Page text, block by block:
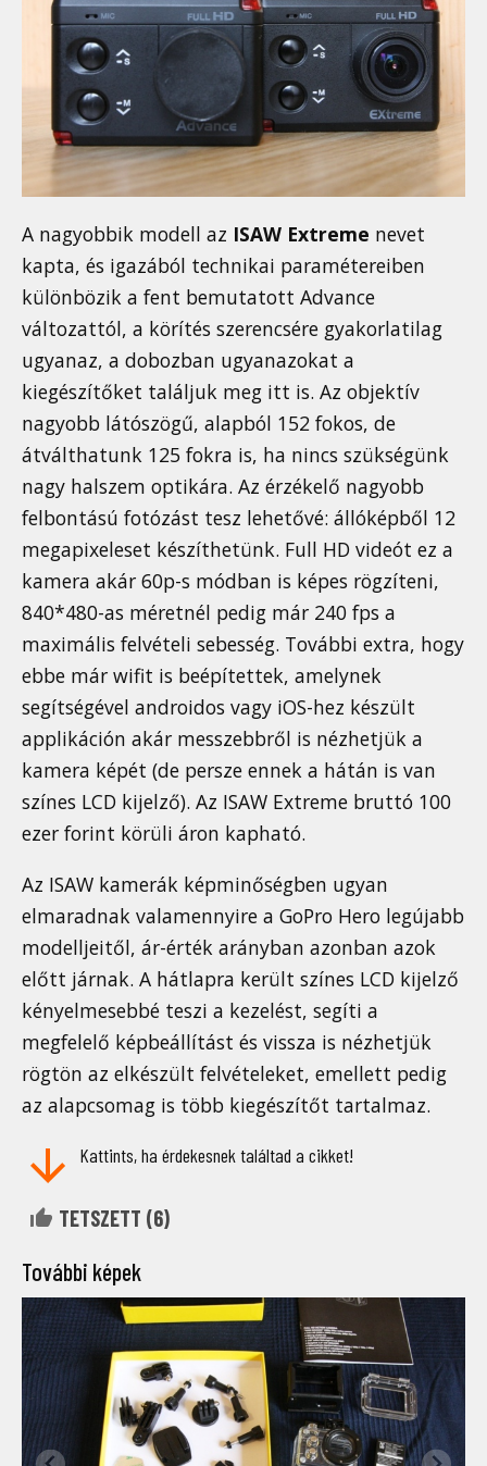
A nagyobbik modell az ISAW Extreme nevet
kapta, és igazából technikai paramétereiben
különbözik a fent bemutatott Advance
változattól, a körítés szerencsére gyakorlatilag
ugyanaz, a dobozban ugyanazokat a
kiegészítőket találjuk meg itt is. Az objektív
nagyobb látószögű, alapból 152 fokos, de
átválthatunk 125 fokra is, ha nincs szükségünk
nagy halszem optikára. Az érzékelő nagyobb
felbontású fotózást tesz lehetővé: állóképből 12
megapixeleset készíthetünk. Full HD videót ez a
kamera akár 60p-s módban is képes rögzíteni,
840*480-as méretnél pedig már 240 fps a
maximális felvételi sebesség. További extra, hogy
ebbe már wifit is beépítettek, amelynek
segítségével androidos vagy iOS-hez készült
applikáción akár messzebbről is nézhetjük a
kamera képét (de persze ennek a hátán is van
színes LCD kijelző). Az ISAW Extreme bruttó 100
ezer forint körüli áron kapható.
Az ISAW kamerák képminőségben ugyan
elmaradnak valamennyire a GoPro Hero legújabb
modelljeitől, ár-érték arányban azonban azok
előtt járnak. A hátlapra került színes LCD kijelző
kényelmesebbé teszi a kezelést, segíti a
megfelelő képbeállítást és vissza is nézhetjük
rögtön az elkészült felvételeket, emellett pedig
az alapcsomag is több kiegészítőt tartalmaz.
Kattints, ha érdekesnek találtad a cikket!
TETSZETT (6)
További képek